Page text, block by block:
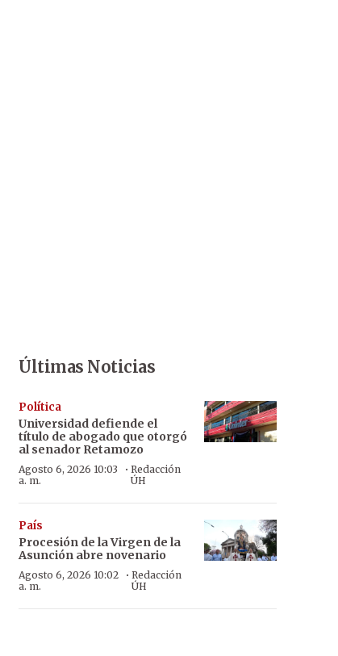
Últimas Noticias
Política
Universidad defiende el
título de abogado que otorgó
al senador Retamozo
Agosto 6, 2026 10:03
a. m.
·Redacción
ÚH
País
Procesión de la Virgen de la
Asunción abre novenario
Agosto 6, 2026 10:02
a. m.
· Redacción
ÚH